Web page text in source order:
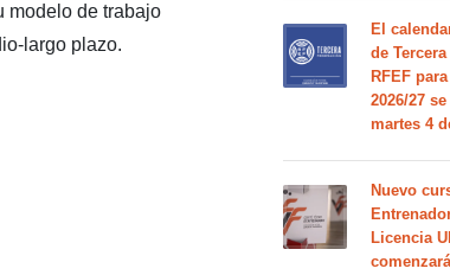
modelo de trabajo
largo plazo.
El
de
RFEF
2026/27
martes 4
Nuevo
Licencia